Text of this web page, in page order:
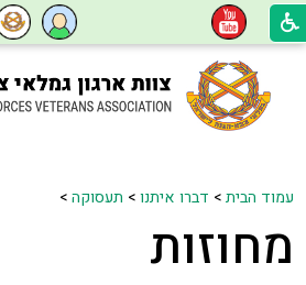
עמוד הבית> דברו איתנו> תעסוקה>
מחוזות